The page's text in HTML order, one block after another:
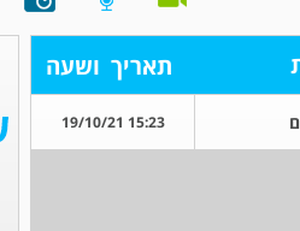
תאריך ושעה
15:23 19/10/21